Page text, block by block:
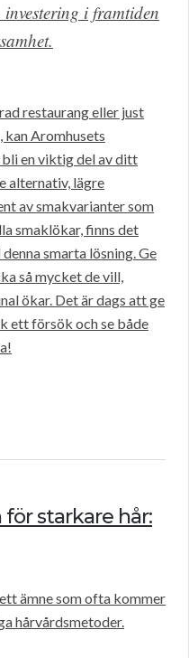
investering i framtiden
restaurang eller just
Aromhusets
en viktig del av ditt
alternativ, lägre
av smakvarianter som
smaklökar, finns det
smarta lösning. Ge
så mycket de vill,
ökar. Det är dags att ge
ett försök och se både
starkare hår:
ämne som ofta kommer
hårvårdsmetoder.